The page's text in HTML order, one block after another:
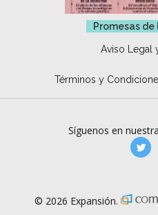
Promesas
Aviso Legal
Términos y
Síguenos en
© 2026 Expansión.